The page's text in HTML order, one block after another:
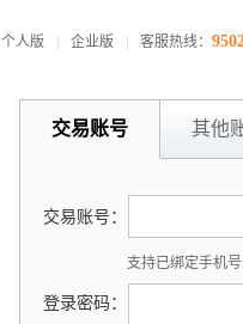
个人版 企业版 客服热线：
交易账号 其他
交易账号：
支持已绑定手机号
登录密码：